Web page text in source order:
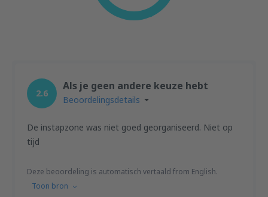
2.6
Als je geen andere keuze hebt
Beoordelingsdetails
De instapzone was niet goed georganiseerd. Niet op
tijd
Deze beoordeling is automatisch vertaald from English.
Toon bron